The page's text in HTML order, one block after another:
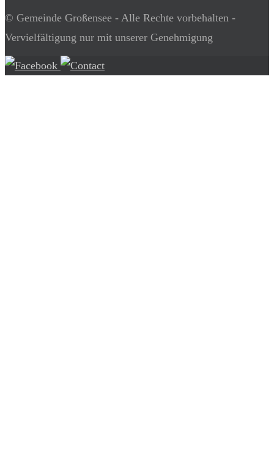
© Gemeinde Großensee - Alle Rechte vorbehalten -
Vervielfältigung nur mit unserer Genehmigung